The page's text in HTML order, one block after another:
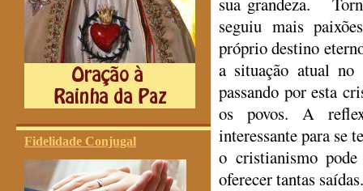
Fidelidade Conjugal
seguiu mais
próprio destino
a situação atual no
passando por esta
os povos. A
interessante para se
o cristianismo
oferecer tantas saídas.